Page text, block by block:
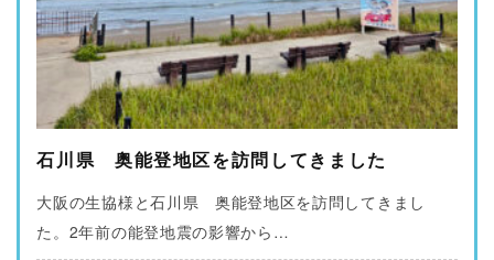
石川県 奥能登地区を訪問してきました
大阪の生協様と石川県 奥能登地区を訪問してきまし
た。2年前の能登地震の影響から…